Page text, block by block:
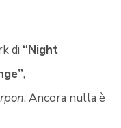
di “Night
,
. Ancora nulla è